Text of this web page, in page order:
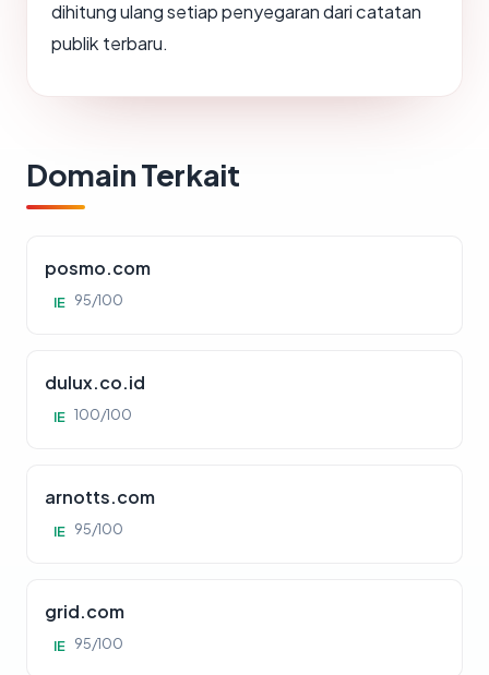
dihitung ulang setiap penyegaran dari catatan
publik terbaru.
Domain Terkait
posmo.com
IE 95/100
dulux.co.id
IE 100/100
arnotts.com
IE 95/100
grid.com
IE 95/100